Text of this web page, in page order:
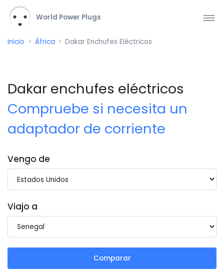
World Power Plugs
Inicio África Dakar Enchufes Eléctricos
Dakar enchufes eléctricos
Compruebe si necesita un
adaptador de corriente
Vengo de
Viajo a
Comparar